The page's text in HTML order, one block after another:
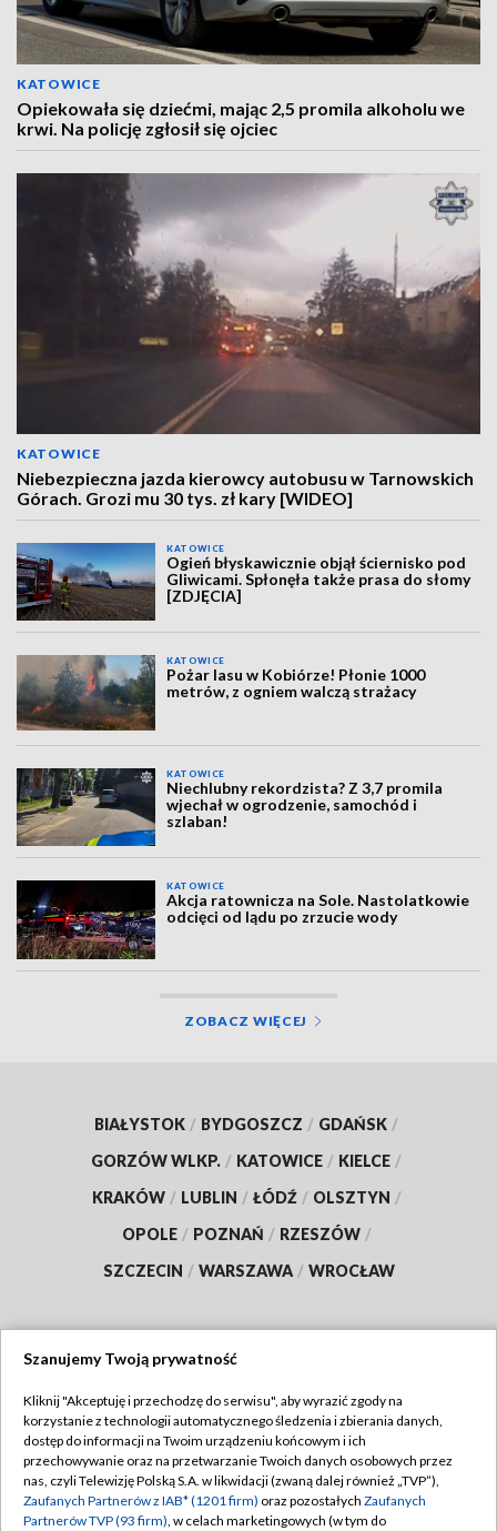
KATOWICE
Opiekowała się dziećmi, mając 2,5 promila alkoholu we
krwi. Na policję zgłosił się ojciec
KATOWICE
Niebezpieczna jazda kierowcy autobusu w Tarnowskich
Górach. Grozi mu 30 tys. zł kary [WIDEO]
KATOWICE
Ogień błyskawicznie objął ściernisko pod
Gliwicami. Spłonęła także prasa do słomy
[ZDJĘCIA]
KATOWICE
Pożar lasu w Kobiórze! Płonie 1000
metrów, z ogniem walczą strażacy
KATOWICE
Niechlubny rekordzista? Z 3,7 promila
wjechał w ogrodzenie, samochód i
szlaban!
KATOWICE
Akcja ratownicza na Sole. Nastolatkowie
odcięci od lądu po zrzucie wody
ZOBACZ WIĘCEJ
BIAŁYSTOK / BYDGOSZCZ / GDAŃSK /
GORZÓW WLKP. / KATOWICE / KIELCE /
KRAKÓW / LUBLIN / ŁÓDŹ / OLSZTYN /
OPOLE / POZNAŃ / RZESZÓW /
SZCZECIN / WARSZAWA / WROCŁAW
TVP
Abonament TVP
Emisja w TVP
Regulamin TVP
Polityka prywatności
Szanujemy Twoją prywatność
Kliknij "Akceptuję i przechodzę do serwisu", aby wyrazić zgody na
korzystanie z technologii automatycznego śledzenia i zbierania danych,
dostęp do informacji na Twoim urządzeniu końcowym i ich
przechowywanie oraz na przetwarzanie Twoich danych osobowych przez
nas, czyli Telewizję Polską S.A. w likwidacji (zwaną dalej również „TVP”),
Zaufanych Partnerów z IAB* (1201 firm) oraz pozostałych Zaufanych
Partnerów TVP (93 firm), w celach marketingowych (w tym do